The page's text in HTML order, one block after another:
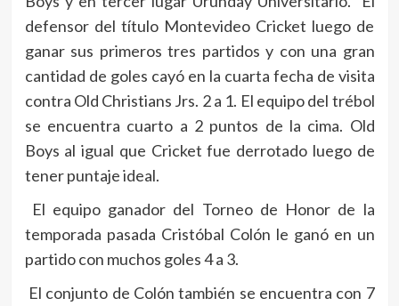
defensor del título Montevideo Cricket luego de
ganar sus primeros tres partidos y con una gran
cantidad de goles cayó en la cuarta fecha de visita
contra Old Christians Jrs. 2 a 1. El equipo del trébol
se encuentra cuarto a 2 puntos de la cima. Old
Boys al igual que Cricket fue derrotado luego de
tener puntaje ideal.
El equipo ganador del Torneo de Honor de la
temporada pasada Cristóbal Colón le ganó en un
partido con muchos goles 4 a 3.
El conjunto de Colón también se encuentra con 7